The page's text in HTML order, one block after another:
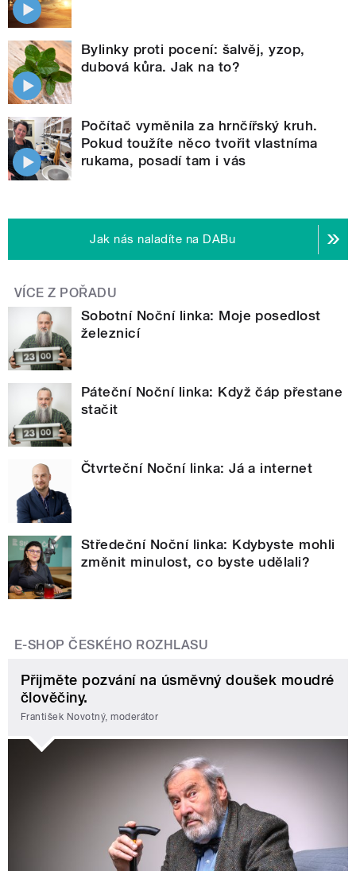
Bylinky proti pocení: šalvěj, yzop,
dubová kůra. Jak na to?
Počítač vyměnila za hrnčířský kruh.
Pokud toužíte něco tvořit vlastníma
rukama, posadí tam i vás
Jak nás naladíte na DABu
VÍCE Z POŘADU
Sobotní Noční linka: Moje posedlost
železnicí
Páteční Noční linka: Když čáp přestane
stačit
Čtvrteční Noční linka: Já a internet
Středeční Noční linka: Kdybyste mohli
změnit minulost, co byste udělali?
E-SHOP ČESKÉHO ROZHLASU
Přijměte pozvání na úsměvný doušek moudré
člověčiny.
František Novotný, moderátor